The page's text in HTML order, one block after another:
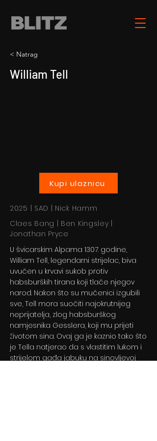
< Natrag
William Tell
Kupi ulaznicu
2025 | SAD | Nick Hamm
Claes Bang | Ben Kingsley |
Jonathan Pryce
U švicarskim Alpama 1307. godine,
William Tell, legendarni strijelac, biva
uvučen u krvavi sukob protiv
habsburških tirana koji tlače njegov
narod. Nakon što su mučenici izgubili
sve, Tell mora suočiti najokrutnijeg
neprijatelja, zlog habsburškog
namjesnika Gesslera, koji mu prijeti
životom sina. Ovaj ga je kaznio tako što
je Tella natjerao da s vlastitim lukom i
strijelom gađa jabuku na sinovljevoj